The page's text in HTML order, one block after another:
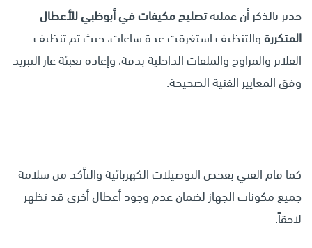
جدير بالذكر أن عمليةتصليح مكيفات في أبوظبي للأعطال
المتكررةوالتنظيف استغرقت عدة ساعات، حيث تم تنظيف
الفلاتر والمراوح والملفات الداخلية بدقة، وإعادة تعبئة غاز التبريد
وفق المعايير الفنية الصحيحة.
كما قام الفني بفحص التوصيلات الكهربائية والتأكد من سلامة
جميع مكونات الجهاز لضمان عدم وجود أعطال أخرى قد تظهر
لاحقاً.